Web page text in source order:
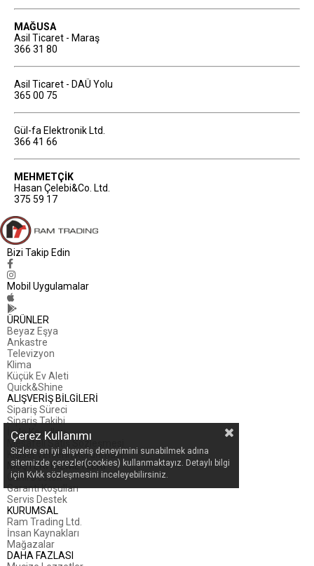
MAĞUSA
Asil Ticaret - Maraş
366 31 80
Asil Ticaret - DAÜ Yolu
365 00 75
Gül-fa Elektronik Ltd.
366 41 66
MEHMETÇİK
Hasan Çelebi&Co. Ltd.
375 59 17
Bizi Takip Edin
Mobil Uygulamalar
ÜRÜNLER
Beyaz Eşya
Ankastre
Televizyon
Klima
Küçük Ev Aleti
Quick&Shine
ALIŞVERİŞ BİLGİLERİ
Sipariş Süreci
Sipariş Takibi
İade Koşulları
Mesafeli Satış Sözleşmesi
Kişisel Verilerin Korunması
MÜŞTERİ HİZMETLERİ
Canlı Destek
Garanti Koşulları
Servis Destek
KURUMSAL
Ram Trading Ltd.
İnsan Kaynakları
Mağazalar
DAHA FAZLASI
Çerez Kullanımı
Sizlere en iyi alışveriş deneyimini sunabilmek adına
sitemizde çerezler(cookies) kullanmaktayız. Detaylı bilgi
için Kvkk sözleşmesini inceleyebilirsiniz.